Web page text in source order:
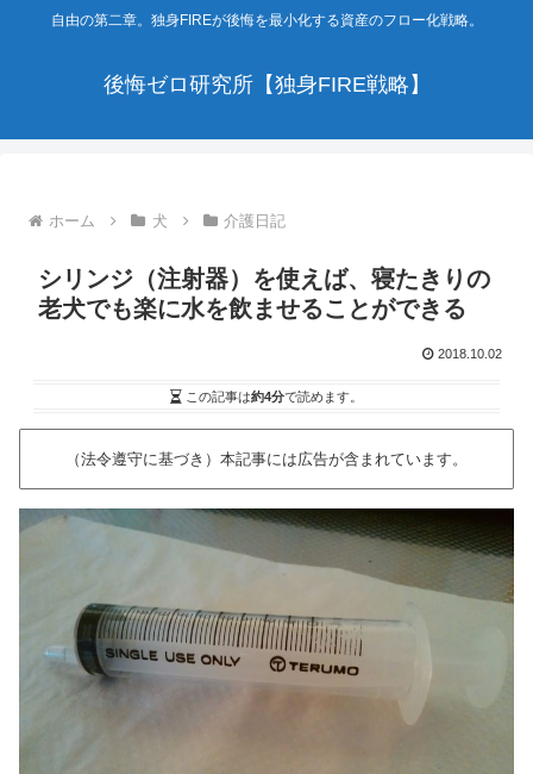
自由の第二章。独身FIREが後悔を最小化する資産のフロー化戦略。
後悔ゼロ研究所【独身FIRE戦略】
ホーム 犬 介護日記
シリンジ（注射器）を使えば、寝たきりの
老犬でも楽に水を飲ませることができる
2018.10.02
この記事は約4分で読めます。
（法令遵守に基づき）本記事には広告が含まれています。